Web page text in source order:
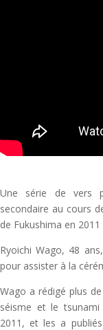
Une série de vers
secondaire au cours
de Fukushima en
Ryoichi Wago, 48
pour assister à la
Wago a rédigé plus
séisme et le
2011, et les a